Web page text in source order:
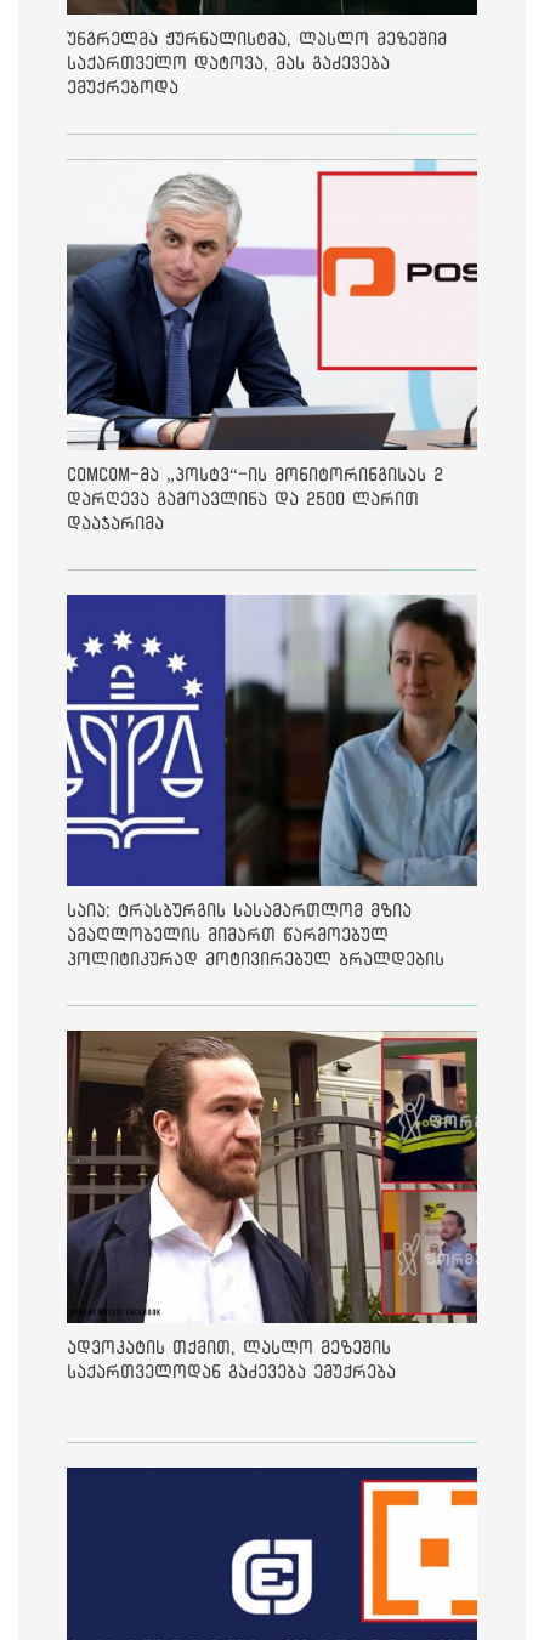
უნგრელმა ჟურნალისტმა, ლასლო მეზეშიმ
საქართველო დატოვა, მას გაძევება
ემუქრებოდა
ComCom-მა „პოსტვ“-ის მონიტორინგისას 2
დარღევა გამოავლინა და 2500 ლარით
დააჯარიმა
საია: ტრასბურგის სასამართლომ მზია
ამაღლობელის მიმართ წარმოებულ
პოლიტიკურად მოტივირებულ ბრალდების
ადვოკატის თქმით, ლასლო მეზეშის
საქართველოდან გაძევება ემუქრება